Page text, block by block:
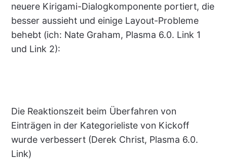
neuere Kirigami-Dialogkomponente portiert, die
besser aussieht und einige Layout-Probleme
behebt (ich: Nate Graham, Plasma 6.0. Link 1
und Link 2):
Die Reaktionszeit beim Überfahren von
Einträgen in der Kategorieliste von Kickoff
wurde verbessert (Derek Christ, Plasma 6.0.
Link)